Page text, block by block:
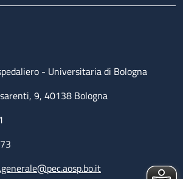
- Universitaria di Bologna
9, 40138 Bologna